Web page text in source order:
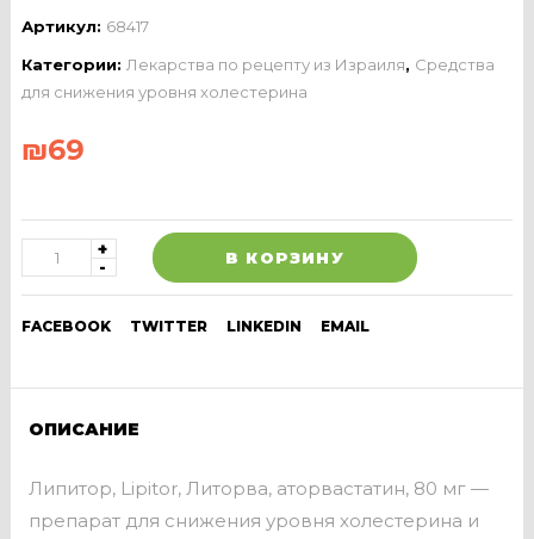
Артикул: 68417
Категории: Лекарства по рецепту из Израиля, Средства
для снижения уровня холестерина
₪69
В КОРЗИНУ
FACEBOOK TWITTER LINKEDIN EMAIL
ОПИСАНИЕ
Липитор, Lipitor, Литорва, аторвастатин, 80 мг —
препарат для снижения уровня холестерина и